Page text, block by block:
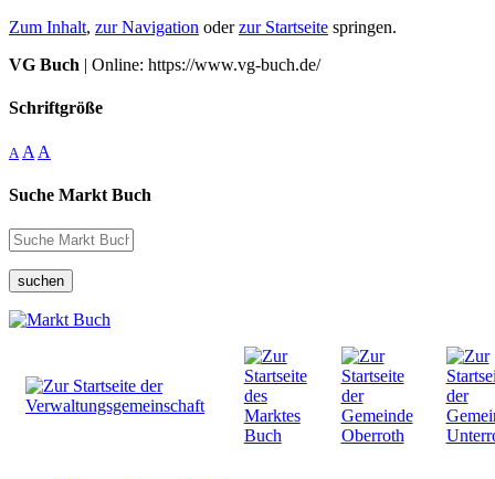
Zum Inhalt, zur Navigation oderzur Startseite springen.
VG Buch | Online: https://www.vg-buch.de/
Schriftgröße
A A A
Suche Markt Buch
suchen